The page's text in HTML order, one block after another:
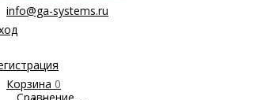
info@ga-systems.ru
Корзина 0